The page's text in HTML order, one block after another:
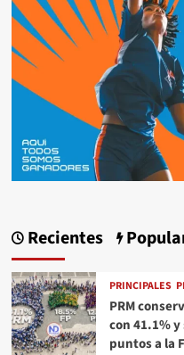
Recientes
PRINCIPALES
PRM
con 41.1%
puntos a la